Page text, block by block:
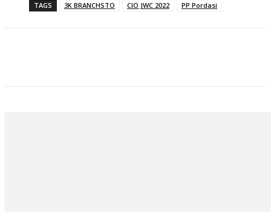
TAGS 3K BRANCHSTO CIO JWC 2022 PP Pordasi